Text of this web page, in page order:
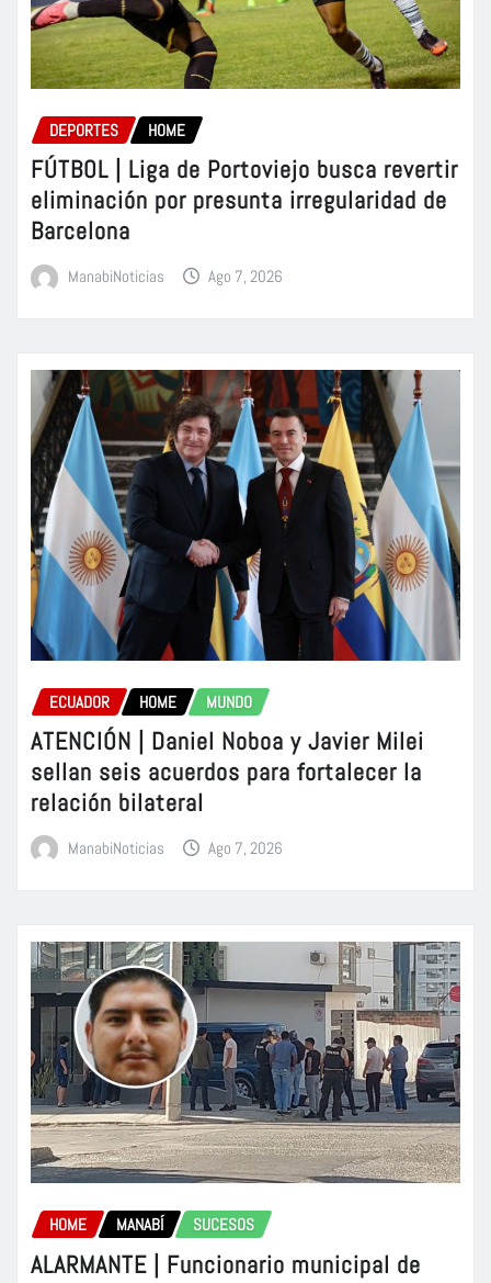
DEPORTES HOME
FÚTBOL | Liga de Portoviejo busca revertir
eliminación por presunta irregularidad de
Barcelona
ManabiNoticias Ago 7, 2026
ECUADOR HOME MUNDO
ATENCIÓN | Daniel Noboa y Javier Milei
sellan seis acuerdos para fortalecer la
relación bilateral
ManabiNoticias Ago 7, 2026
HOME MANABÍ SUCESOS
ALARMANTE | Funcionario municipal de